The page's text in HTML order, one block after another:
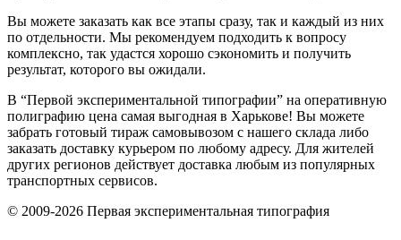
Вы можете заказать как все этапы сразу, так и каждый из них
по отдельности. Мы рекомендуем подходить к вопросу
комплексно, так удастся хорошо сэкономить и получить
результат, которого вы ожидали.
В “Первой экспериментальной типографии” на оперативную
полиграфию цена самая выгодная в Харькове! Вы можете
забрать готовый тираж самовывозом с нашего склада либо
заказать доставку курьером по любому адресу. Для жителей
других регионов действует доставка любым из популярных
транспортных сервисов.
© 2009-2026 Первая экспериментальная типография